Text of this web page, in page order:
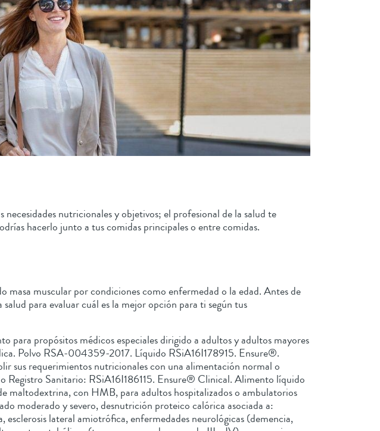
nutricionales y objetivos; el profesional de la salud te
hacerlo junto a tus comidas principales o entre comidas.
masa muscular por condiciones como enfermedad o la edad. Antes de
para evaluar cuál es la mejor opción para ti según tus
propósitos médicos especiales dirigido a adultos y adultos mayores
Polvo RSA-004359-2017. Líquido RSiA16I178915. Ensure®.
sus requerimientos nutricionales con una alimentación normal o
Sanitario: RSiA16I186115. Ensure® Clinical. Alimento líquido
maltodextrina, con HMB, para adultos hospitalizados o ambulatorios
moderado y severo, desnutrición proteico calórica asociada a:
lateral amiotrófica, enfermedades neurológicas (demencia,